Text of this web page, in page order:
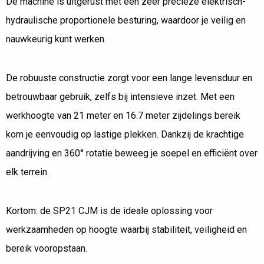
hydraulische proportionele besturing, waardoor je veilig en
nauwkeurig kunt werken.
De robuuste constructie zorgt voor een lange levensduur en
betrouwbaar gebruik, zelfs bij intensieve inzet. Met een
werkhoogte van 21 meter en 16.7 meter zijdelings bereik
kom je eenvoudig op lastige plekken. Dankzij de krachtige
aandrijving en 360° rotatie beweeg je soepel en efficiënt over
elk terrein.
Kortom: de SP21 CJM is de ideale oplossing voor
werkzaamheden op hoogte waarbij stabiliteit, veiligheid en
bereik vooropstaan.